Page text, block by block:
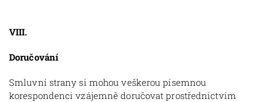
VIII.
Doručování
Smluvní strany si mohou veškerou písemnou
korespondenci vzájemně doručovat prostřednictvím